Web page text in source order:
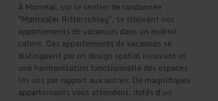
À Monreal, sur le sentier de randonnée
"Monrealer Ritterschlag", se trouvent nos
appartements de vacances dans un endroit
calme. Ces appartements de vacances se
distinguent par un design spatial innovant et
une harmonisation fonctionnelle des espaces
les uns par rapport aux autres. De magnifiques
appartements vous attendent, dotés d'un